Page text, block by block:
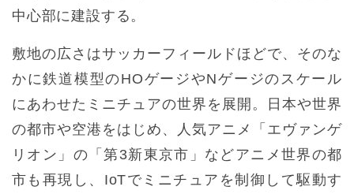
中心部に建設する。
敷地の広さはサッカーフィールドほどで、そのな
かに鉄道模型のHOゲージやNゲージのスケール
にあわせたミニチュアの世界を展開。日本や世界
の都市や空港をはじめ、人気アニメ「エヴァンゲ
リオン」の「第3新東京市」などアニメ世界の都
市も再現し、IoTでミニチュアを制御して駆動す